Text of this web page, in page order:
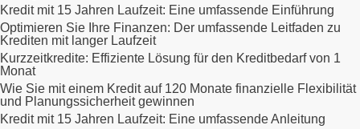
Kredit mit 15 Jahren Laufzeit: Eine umfassende Einführung
Optimieren Sie Ihre Finanzen: Der umfassende Leitfaden zu
Krediten mit langer Laufzeit
Kurzzeitkredite: Effiziente Lösung für den Kreditbedarf von 1
Monat
Wie Sie mit einem Kredit auf 120 Monate finanzielle Flexibilität
und Planungssicherheit gewinnen
Kredit mit 15 Jahren Laufzeit: Eine umfassende Anleitung